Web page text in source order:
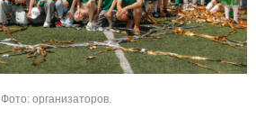
Фото: организаторов.